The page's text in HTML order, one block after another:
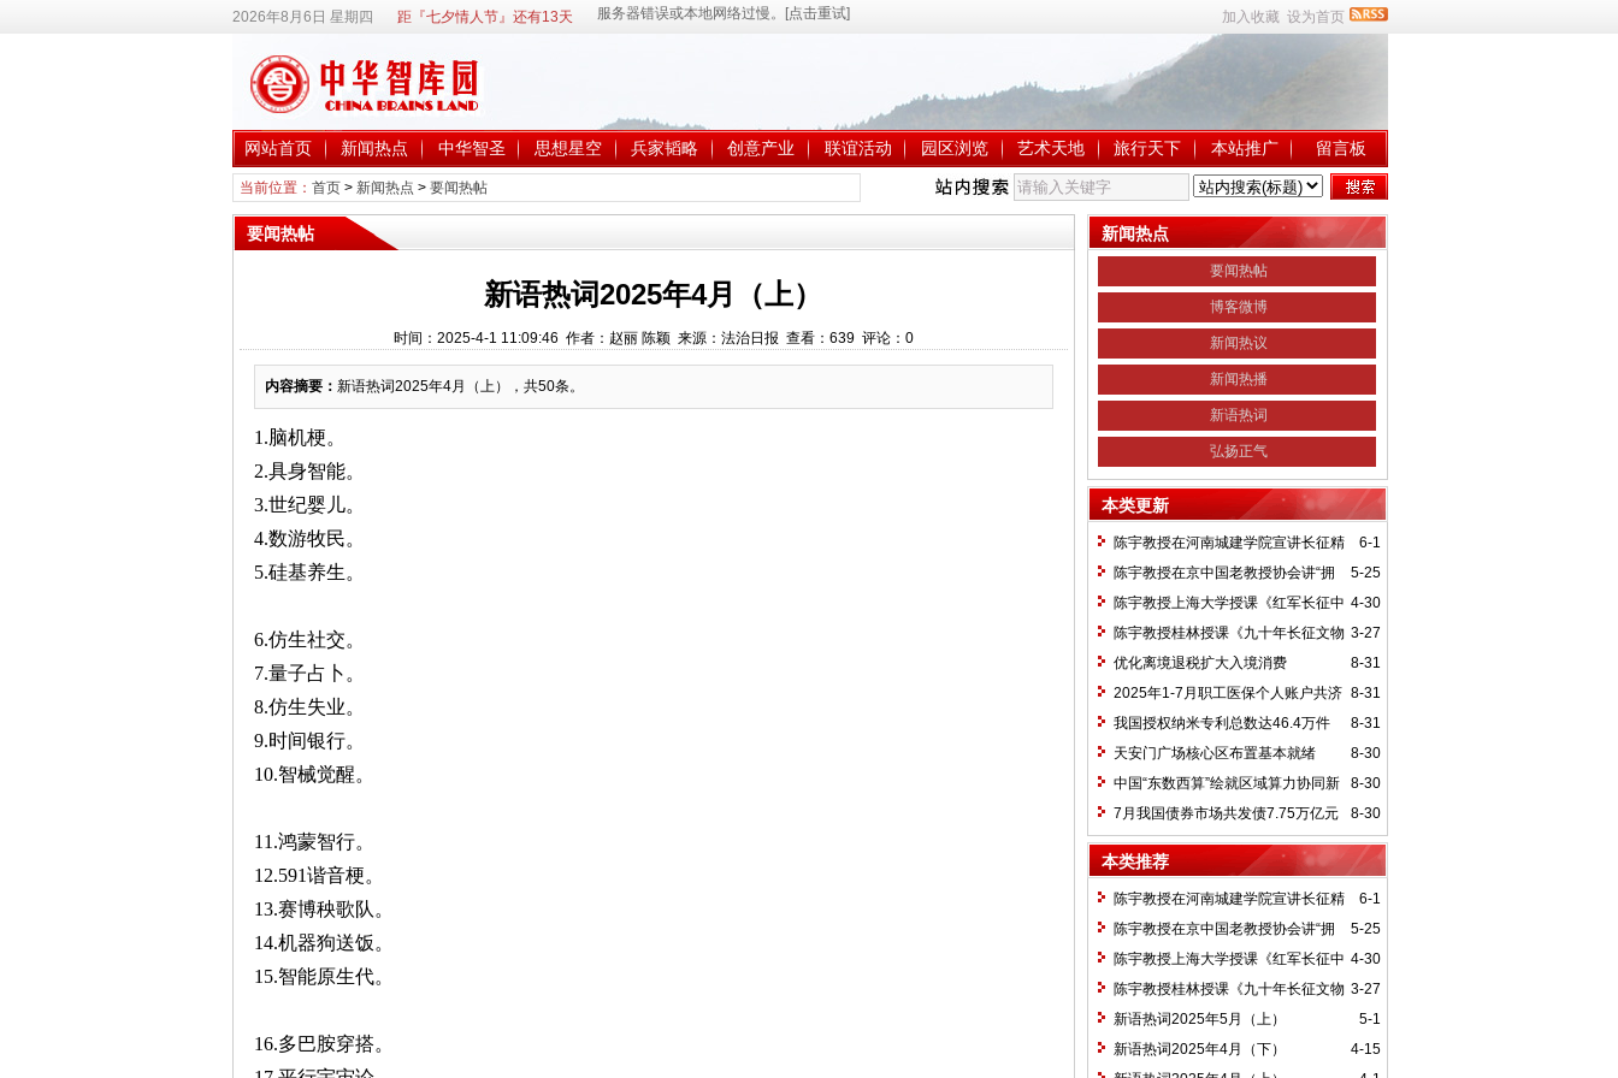
2026年8月6日 星期四 距『七夕情人节』还有13天 加入收藏 设为首页
网站首页 新闻热点 中华智圣 思想星空 兵家韬略 创意产业 联谊活动 园区浏览 艺术天地 旅行天下 本站推广 留言板
当前位置： 首页> 新闻热点 > 要闻热帖
要闻热帖
新语热词2025年4月（上）
时间：2025-4-1 11:09:46 作者：赵丽 陈颖 来源：法治日报 查看： 639评论： 0
内容摘要： 新语热词2025年4月（上），共50条。
1.脑机梗。
2.具身智能。
3.世纪婴儿。
4.数游牧民。
5.硅基养生。
6.仿生社交。
7.量子占卜。
8.仿生失业。
9.时间银行。
10.智械觉醒。
11.鸿蒙智行。
12.591谐音梗。
13.赛博秧歌队。
14.机器狗送饭。
15.智能原生代。
16.多巴胺穿搭。
新闻热点
要闻热帖
博客微博
新闻热议
新闻热播
新语热词
弘扬正气
本类更新
6-1
陈宇教授在河南城建学院宣讲长征精
神及红25军长征史
5-25
陈宇教授在京中国老教授协会讲“拥
抱中华新文明”
4-30
陈宇教授上海大学授课《红军长征中
的黄埔师生》
3-27
陈宇教授桂林授课《九十年长征文物
鉴赏》
8-31
优化离境退税扩大入境消费
8-31
2025年1-7月职工医保个人账户共济
2.31亿人次 共济金额304.57亿元
8-31
我国授权纳米专利总数达46.4万件
8-30
天安门广场核心区布置基本就绪
8-30
中国“东数西算”绘就区域算力协同新
图景
8-30
7月我国债券市场共发债7.75万亿元
本类推荐
6-1
陈宇教授在河南城建学院宣讲长征精
神及红25军长征史
5-25
陈宇教授在京中国老教授协会讲“拥
抱中华新文明”
4-30
陈宇教授上海大学授课《红军长征中
的黄埔师生》
3-27
陈宇教授桂林授课《九十年长征文物
鉴赏》
5-1
新语热词2025年5月（上）
4-15
新语热词2025年4月（下）